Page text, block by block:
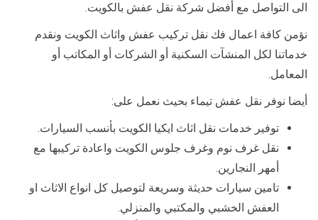
الى التواصل مع أفضل شركة نقل عفش بالكويت.
نؤمن كافة اعمال فك نقل تركيب عفش واثاث الكويت ونقدم
خدماتنا لكل المنشآت السكنية أو الشركات أو المكاتب أو
المعامل.
أيضا نوفر نقل عفش تيماء بحيث نعمل على:
توفير خدمات نقل اثاث ايكيا الكويت بأنسب السيارات.
نقل غرف نوم وغرف جلوس الكويت واعادة تركيبها مع
أمهر النجارين.
تامين سيارات حديثة وسريعة لتوصيل كل انواع الاثاث او
العفش الخشبي والمكتبي والمنزلي.